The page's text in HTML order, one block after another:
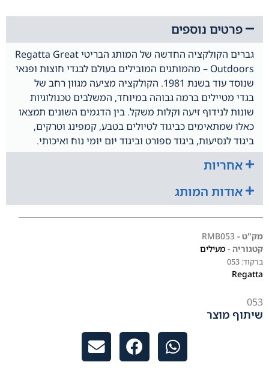
פרטים נוספים
גברים הקולקציה החדשה של המותג הבריטי Regatta Great
Outdoors – מהמותגים המובילים בעולם לבגדי חוצות ופנאי
שנוסד עוד בשנת 1981. הקולקציה מציעה מגוון רחב של
בגדי מטיילים ברמה גבוהה במיוחד, המשלבים טכנולוגיות
שונות לנידוף זיעה וקלות משקל. בין הדגמים השונים תמצאו
כאלו שמתאימים כביגוד לטיולים בטבע, קמפינג וטרקים,
ביגוד לנסיעות, ביגוד ספורט וביגוד יום יומי נוח ואיכותי.
אחריות
אודות המותג
מק"ט - RMB053
קטגוריה - מעילים
ברקוד: 053
Regatta
053
שיתוף מוצר